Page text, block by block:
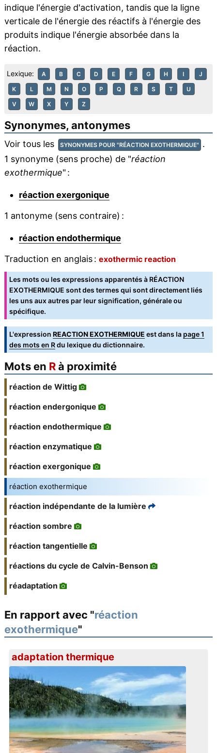
indique l'énergie d'activation, tandis que la ligne
verticale de l'énergie des réactifs à l'énergie des
produits indique l'énergie absorbée dans la
réaction.
Lexique: A B C D E F G H I J
K L M N O P Q R S T U
V W X Y Z
Synonymes, antonymes
Voir tous les SYNONYMES POUR "RÉACTION EXOTHERMIQUE" .
1 synonyme (sens proche) de "réaction
exothermique" :
réaction exergonique
1 antonyme (sens contraire) :
réaction endothermique
Traduction en anglais : exothermic reaction
Les mots ou les expressions apparentés à RÉACTION
EXOTHERMIQUE sont des termes qui sont directement liés
les uns aux autres par leur signification, générale ou
spécifique.
L'expression REACTION EXOTHERMIQUE est dans la page 1
des mots en Rdu lexique du dictionnaire.
Mots en Rà proximité
réaction de Wittig
réaction endergonique
réaction endothermique
réaction enzymatique
réaction exergonique
réaction exothermique
réaction indépendante de la lumière
réaction sombre
réaction tangentielle
réactions du cycle de Calvin-Benson
réadaptation
En rapport avec "réaction
exothermique"
adaptation thermique